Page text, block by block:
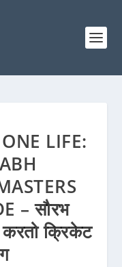
LIFE:
– सौरभ
क्रिकेट